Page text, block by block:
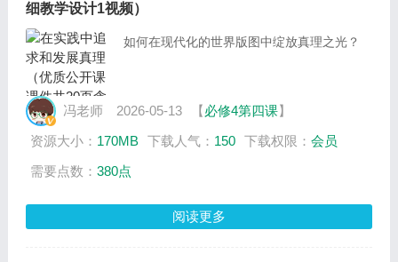
细教学设计1视频）
如何在现代化的世界版图中绽放真理之光？
冯老师 2026-05-13 【必修4第四课】
资源大小： 170MB 下载人气： 150 下载权限： 会员
需要点数： 380点
阅读更多